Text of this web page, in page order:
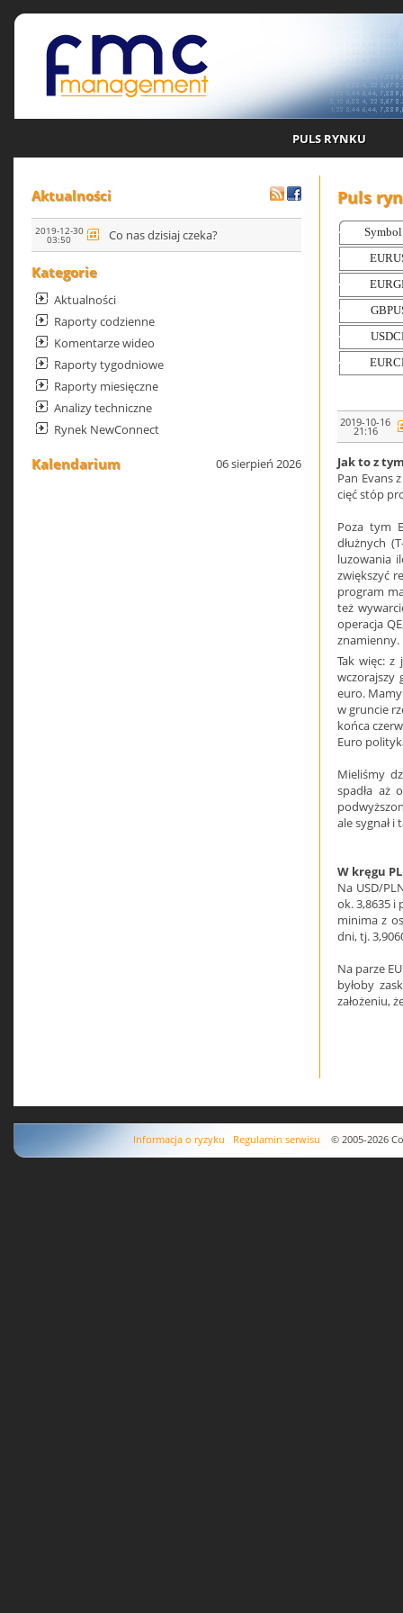
PULS RYNKU
Aktualności
2019-12-30
03:50 Co nas dzisiaj czeka?
Kategorie
Aktualności
Raporty codzienne
Komentarze wideo
Raporty tygodniowe
Raporty miesięczne
Analizy techniczne
Rynek NewConnect
Kalendarium 06 sierpień 2026
Puls
2019-10-16
21:16
Jak to z
Pan Evans
cięć stóp
Poza tym
dłużnych
luzowania
zwiększyć
program
też
operacja
znamienny.
Tak więc: z
wczorajszy
euro.
w gruncie
końca
Euro
Mieliśmy
spadła aż
ale sygnał
W kręgu
Na USD/
ok. 3,8635 i
minima z
dni, tj.
Na parze
byłoby
założeniu,
Informacja o ryzyku Regulamin serwisu © 2005-2026